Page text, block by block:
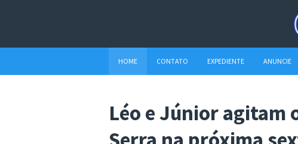
HOME CONTATO EXPEDIENTE ANUNCIE
Léo e Júnior agitam